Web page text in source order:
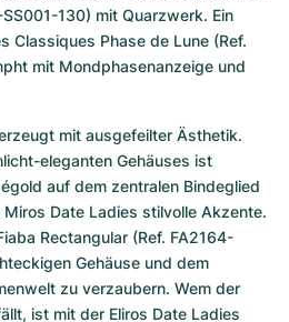
130) mit Quarzwerk. Ein
Classiques Phase de Lune (Ref.
mit Mondphasenanzeige und
mit ausgefeilter Ästhetik.
eleganten Gehäuses ist
auf dem zentralen Bindeglied
Date Ladies stilvolle Akzente.
Rectangular (Ref. FA2164-
Gehäuse und dem
zu verzaubern. Wem der
ist mit der Eliros Date Ladies